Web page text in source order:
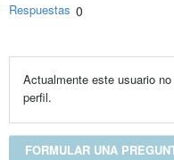
Respuestas 0
Actualmente este usuario
perfil.
FORMULAR UNA